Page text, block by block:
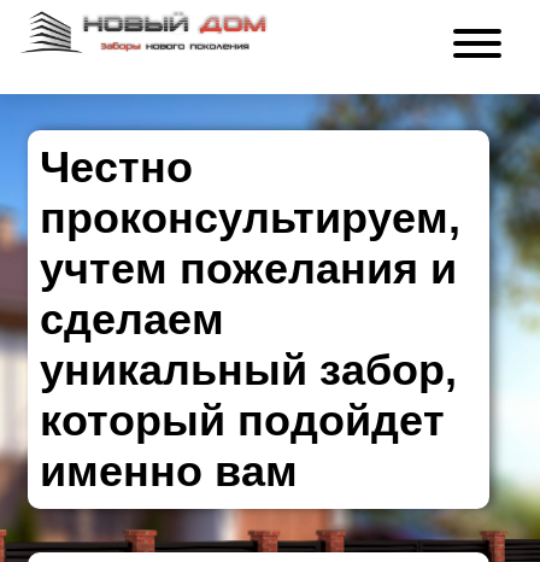
Честно
проконсультируем,
учтем пожелания и
сделаем
уникальный забор,
который подойдет
именно вам